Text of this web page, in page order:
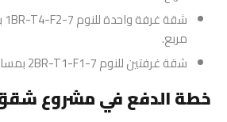
مربع.
شقة غرفتين للنوم 2BR-T1-F1-7 بمساحة 908.00 قدم مربع.
خطة الدفع في مشروع